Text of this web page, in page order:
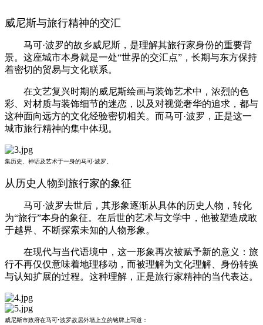
威尼斯与旅行精神的交汇
马可·波罗的故乡威尼斯，是理解其旅行家身份的重要背
景。这座城市本身就是一处“世界的交汇点”，长期与东方保持
着密切的贸易与文化联系。
在文艺复兴时期的威尼斯绘画与装饰艺术中，浓烈的色
彩、对材质与装饰细节的迷恋，以及对视觉奢华的追求，都与
这种面向远方的文化经验密切相关。而马可·波罗，正是这一
城市旅行精神的集中体现。
集历史、神话及艺术于一身的马可·波罗。
从历史人物到旅行家的象征
马可·波罗去世后，其形象逐渐从具体的历史人物，转化
为“旅行”本身的象征。在后世的艺术与文学中，他被塑造成敢
于越界、不断探索未知的人物形象。
在现代与当代语境中，这一形象再次被赋予新的意义：旅
行不再仅仅意味着地理移动，而被理解为文化理解、身份转换
与认知扩展的过程。这种理解，正是旅行家精神的当代表达。
威尼斯市政府在马可•波罗故居外墙上立的铭牌上写道：